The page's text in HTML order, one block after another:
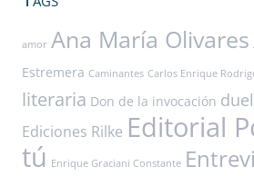
amor Ana María Olivares
Estremera Caminantes Carlos Enrique
literaria Don de la invocación
Ediciones Rilke Editorial
tú Enrique Graciani Constante